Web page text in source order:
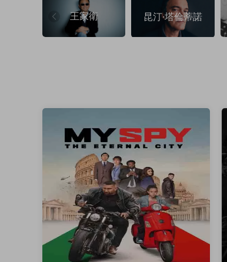
王家衛 昆汀·塔倫蒂諾